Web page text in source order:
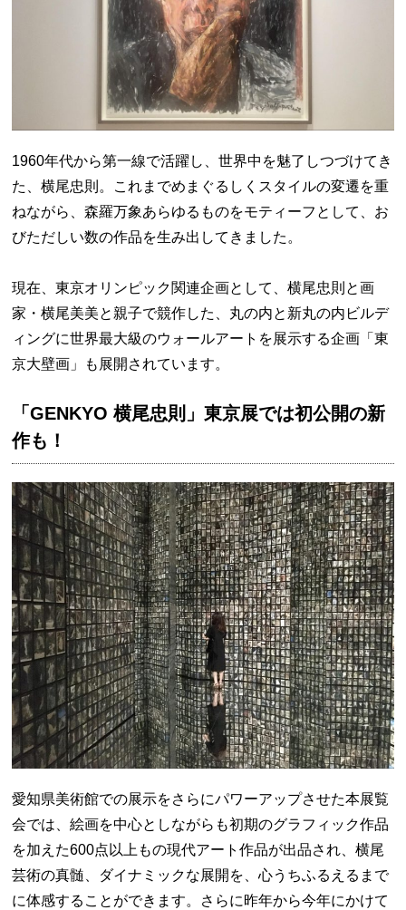
1960年代から第一線で活躍し、世界中を魅了しつづけてき
た、横尾忠則。これまでめまぐるしくスタイルの変遷を重
ねながら、森羅万象あらゆるものをモティーフとして、お
びただしい数の作品を生み出してきました。
現在、東京オリンピック関連企画として、横尾忠則と画
家・横尾美美と親子で競作した、丸の内と新丸の内ビルデ
ィングに世界最大級のウォールアートを展示する企画「東
京大壁画」も展開されています。
「GENKYO 横尾忠則」東京展では初公開の新
作も！
愛知県美術館での展示をさらにパワーアップさせた本展覧
会では、絵画を中心としながらも初期のグラフィック作品
を加えた600点以上もの現代アート作品が出品され、横尾
芸術の真髄、ダイナミックな展開を、心うちふるえるまで
に体感することができます。さらに昨年から今年にかけて